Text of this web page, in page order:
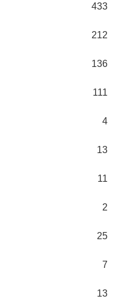
433
212
136
111
4
13
11
2
25
7
13